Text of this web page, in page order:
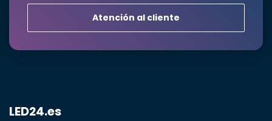
Atención al cliente
LED24.es